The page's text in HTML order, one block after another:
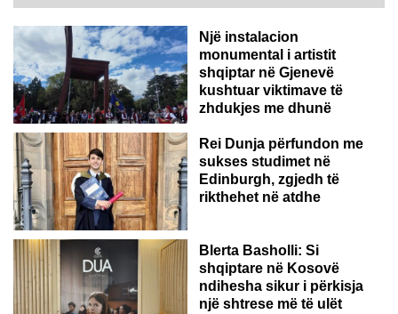
Një instalacion
monumental i artistit
shqiptar në Gjenevë
kushtuar viktimave të
zhdukjes me dhunë
Rei Dunja përfundon me
sukses studimet në
Edinburgh, zgjedh të
rikthehet në atdhe
Blerta Basholli: Si
shqiptare në Kosovë
ndihesha sikur i përkisja
një shtrese më të ulët